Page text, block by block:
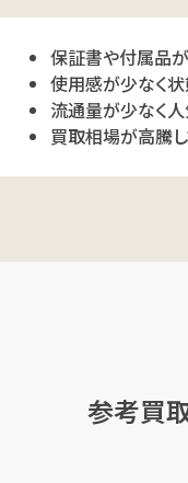
最短1分
保証書や付属品
使用感が少なく
流通量が少なく
買取相場が高騰
参考買